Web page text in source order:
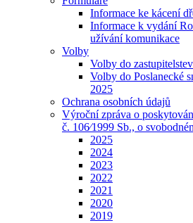
Informace ke kácení
Informace k vydání
užívání komunikace
Volby
Volby do
Volby do Poslanecké
2025
Ochrana osobních údajů
Výroční zpráva o
č. 106⁄1999 Sb., o
2025
2024
2023
2022
2021
2020
2019